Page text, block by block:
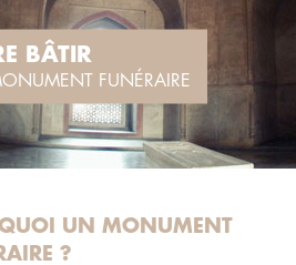
BÂTIR
FUNÉRAIRE
UN MONUMENT
?